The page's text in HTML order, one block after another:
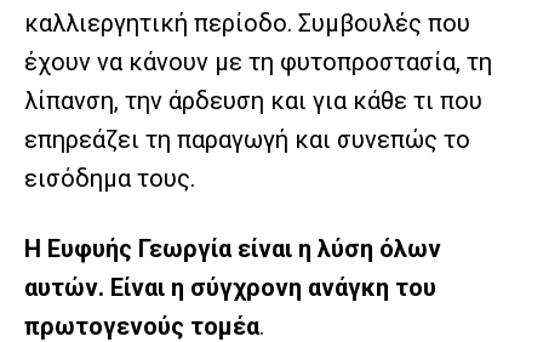
καλλιεργητική περίοδο. Συμβουλές που
έχουν να κάνουν με τη φυτοπροστασία, τη
λίπανση, την άρδευση και για κάθε τι που
επηρεάζει τη παραγωγή και συνεπώς το
εισόδημα τους.
Η Ευφυής Γεωργία είναι η λύση όλων
αυτών. Είναι η σύγχρονη ανάγκη του
πρωτογενούς τομέα.